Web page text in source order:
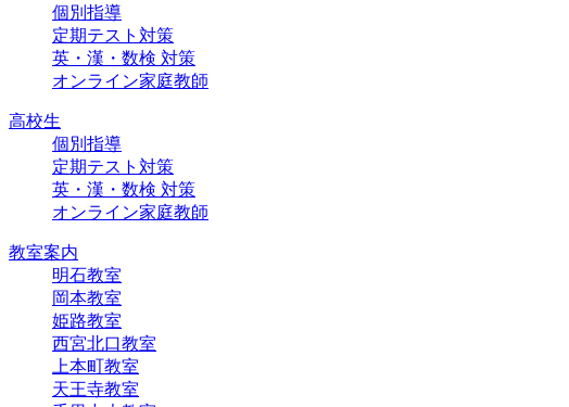
個別指導
定期テスト対策
英・漢・数検 対策
オンライン家庭教師
高校生
個別指導
定期テスト対策
英・漢・数検 対策
オンライン家庭教師
教室案内
明石教室
岡本教室
姫路教室
西宮北口教室
上本町教室
天王寺教室